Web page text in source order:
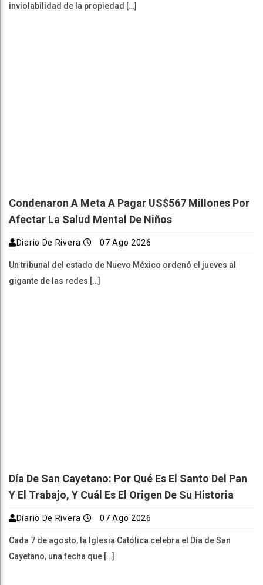
inviolabilidad de la propiedad […]
Condenaron A Meta A Pagar US$567 Millones Por
Afectar La Salud Mental De Niños
Diario De Rivera 07 Ago 2026
Un tribunal del estado de Nuevo México ordenó el jueves al
gigante de las redes […]
Día De San Cayetano: Por Qué Es El Santo Del Pan
Y El Trabajo, Y Cuál Es El Origen De Su Historia
Diario De Rivera 07 Ago 2026
Cada 7 de agosto, la Iglesia Católica celebra el Día de San
Cayetano, una fecha que […]